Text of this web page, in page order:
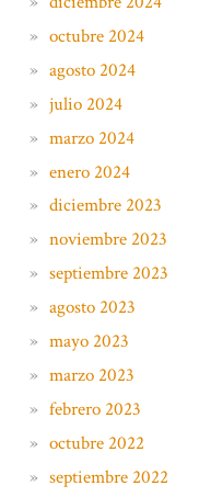
octubre 2024
agosto 2024
julio 2024
marzo 2024
enero 2024
diciembre 2023
noviembre 2023
septiembre 2023
agosto 2023
mayo 2023
marzo 2023
febrero 2023
octubre 2022
septiembre 2022